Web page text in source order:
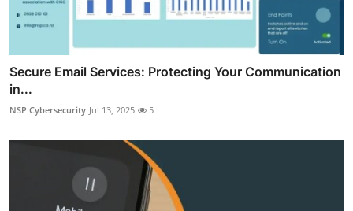
Secure Email Services: Protecting Your Communication
in...
NSP Cybersecurity Jul 13, 2025 5